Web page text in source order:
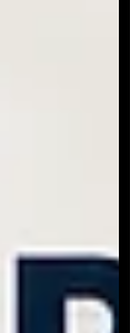
seguro.